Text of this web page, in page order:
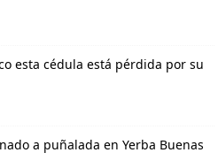
esta cédula está pérdida por su
a puñalada en Yerba Buenas